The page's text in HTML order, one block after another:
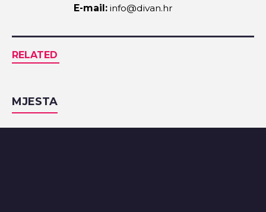
E-mail: info@divan.hr
RELATED
MJESTA